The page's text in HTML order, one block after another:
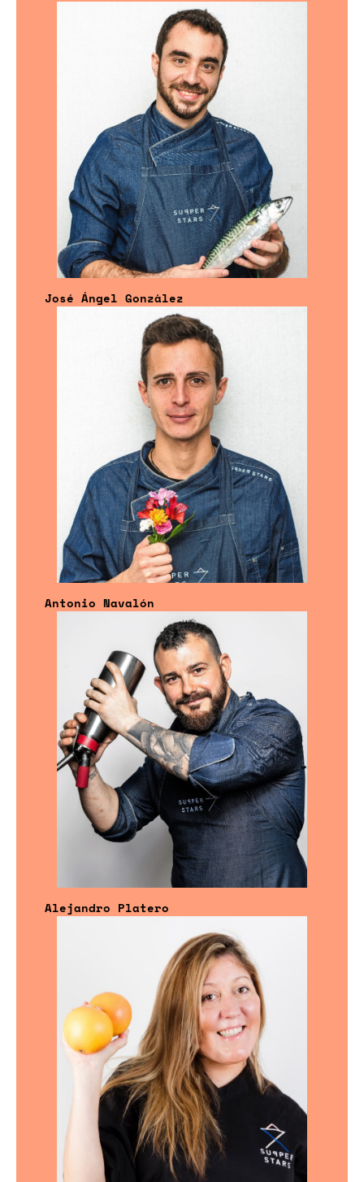
José Ángel González
Antonio Navalón
Alejandro Platero